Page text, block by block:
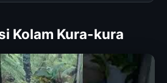
Kolam Kura-kura